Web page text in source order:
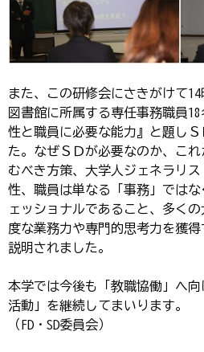
また、この研修会にさきがけて
図書館に所属する専任事務職員
性と職員に必要な能力』と題し
た。なぜＳＤが必要なのか、こ
むべき方策、大学人ジェネラリ
性、職員は単なる「事務」では
ェッショナルであること、多く
度な業務力や専門的思考力を獲
説明されました。
本学では今後も「教職協働」へ向
活動」を継続してまいります。
（FD・SD委員会）